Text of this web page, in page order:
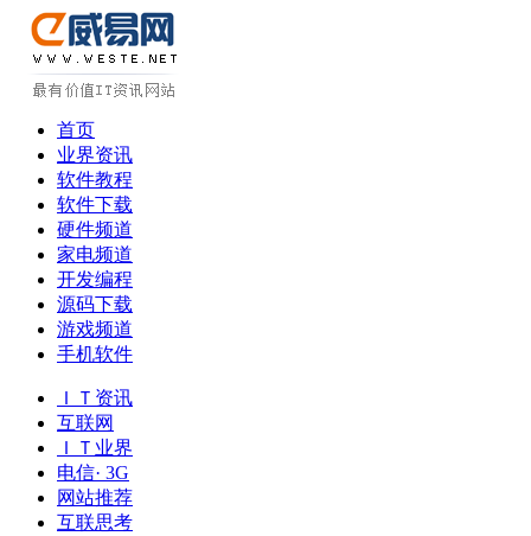
首页
业界资讯
软件教程
软件下载
硬件频道
家电频道
开发编程
源码下载
游戏频道
手机软件
ＩＴ资讯
互联网
ＩＴ业界
电信· 3G
网站推荐
互联思考